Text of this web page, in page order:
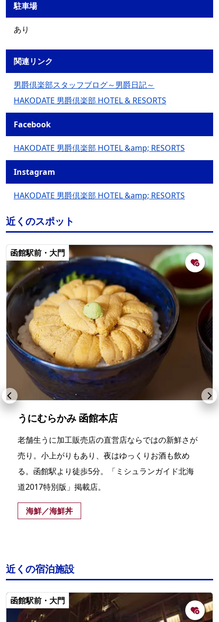
駐車場
あり
関連リンク
男爵倶楽部スタッフブログ～男爵日記～
HAKODATE 男爵倶楽部 HOTEL & RESORTS
Facebook
HAKODATE 男爵倶楽部 HOTEL &amp; RESORTS
Instagram
HAKODATE 男爵倶楽部 HOTEL &amp; RESORTS
近くのスポット
函館駅前・大門
うにむらかみ 函館本店
老舗生うに加工販売店の直営店ならではの新鮮さが
売り。小上がりもあり、夜はゆっくりお酒も飲め
る。函館駅より徒歩5分。「ミシュランガイド北海
道2017特別版」掲載店。
海鮮／海鮮丼
近くの宿泊施設
函館駅前・大門